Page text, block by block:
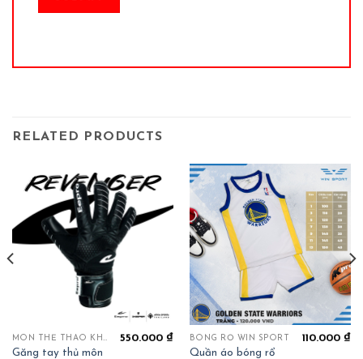
RELATED PRODUCTS
MÔN THỂ THAO KHÁC
Găng tay thủ môn
550.000₫ BÓNG RỔ WIN SPORT
Quần áo bóng rổ
110.000₫